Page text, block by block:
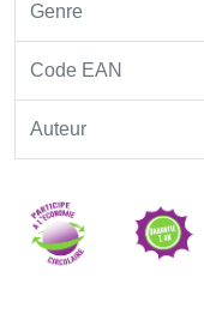
Genre
Code EAN
Auteur